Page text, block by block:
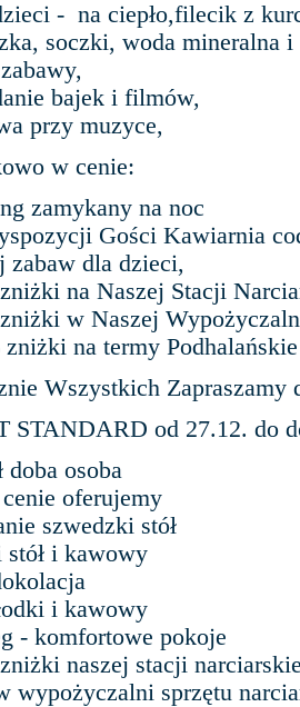
- na ciepło,filecik z
soczki, woda mineralna
bajek i filmów,
przy muzyce,
w cenie:
zamykany na noc
Gości Kawiarnia
zabaw dla dzieci,
na Naszej Stacji
w Naszej
na termy
Wszystkich
STANDARD od 27.12. do
doba osoba
oferujemy
szwedzki stół
stół i kawowy
i kawowy
- komfortowe pokoje
naszej stacji
wypożyczalni sprzętu